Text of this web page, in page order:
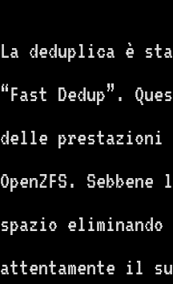
La deduplica è
“Fast Dedup”.
delle
OpenZFS.
spazio
attentamente il